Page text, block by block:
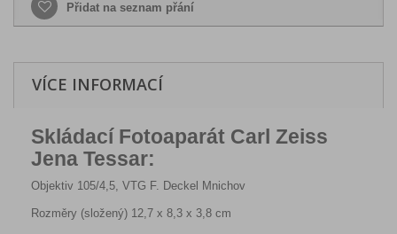
Přidat na seznam přání
VÍCE INFORMACÍ
Skládací Fotoaparát Carl Zeiss
Jena Tessar:
Objektiv 105/4,5, VTG F. Deckel Mnichov
Rozměry (složený) 12,7 x 8,3 x 3,8 cm